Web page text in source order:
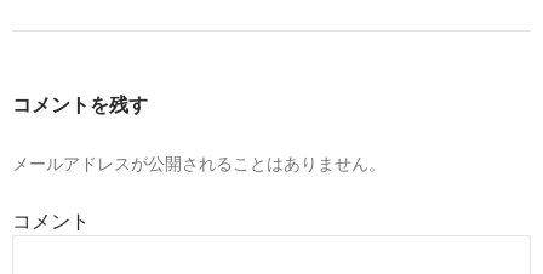
コメントを残す
メールアドレスが公開されることはありません。
コメント